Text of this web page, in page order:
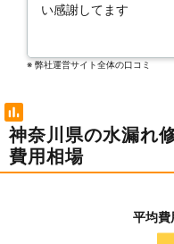
い感謝してます
※ 弊社運営サイト全体の⼝コミ
神奈川県の水漏れ
費用相場
平均費